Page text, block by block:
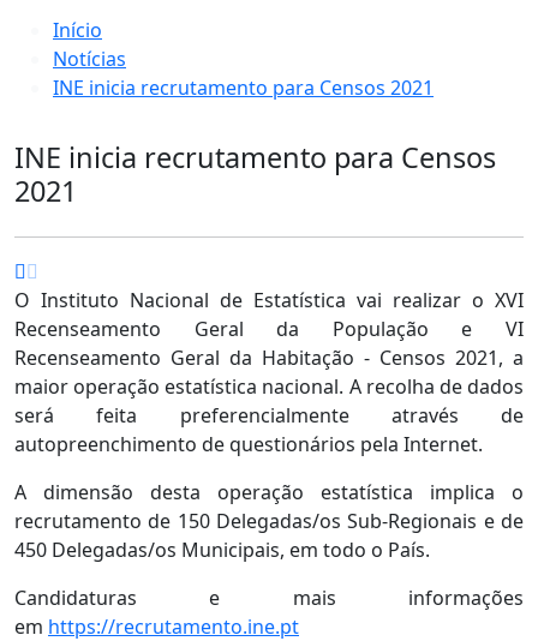
Início
Notícias
INE inicia recrutamento para Censos 2021
INE inicia recrutamento para Censos
2021
O Instituto Nacional de Estatística vai realizar o XVI
Recenseamento Geral da População e VI
Recenseamento Geral da Habitação - Censos 2021, a
maior operação estatística nacional. A recolha de dados
será feita preferencialmente através de
autopreenchimento de questionários pela Internet.
A dimensão desta operação estatística implica o
recrutamento de 150 Delegadas/os Sub-Regionais e de
450 Delegadas/os Municipais, em todo o País.
Candidaturas e mais informações
em https://recrutamento.ine.pt